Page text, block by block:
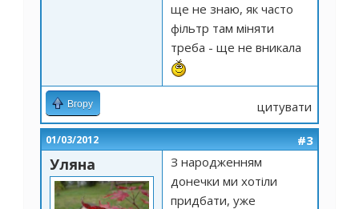
ще не знаю, як часто
фільтр там міняти
треба - ще не вникала
Вгору цитувати
01/03/2012 #3
Уляна
З народженням
донечки ми хотіли
придбати, уже